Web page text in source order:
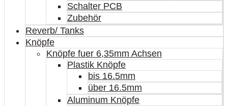
Schalter PCB
Zubehör
Reverb/ Tanks
Knöpfe
Knöpfe fuer 6,35mm Achsen
Plastik Knöpfe
bis 16.5mm
über 16.5mm
Aluminum Knöpfe